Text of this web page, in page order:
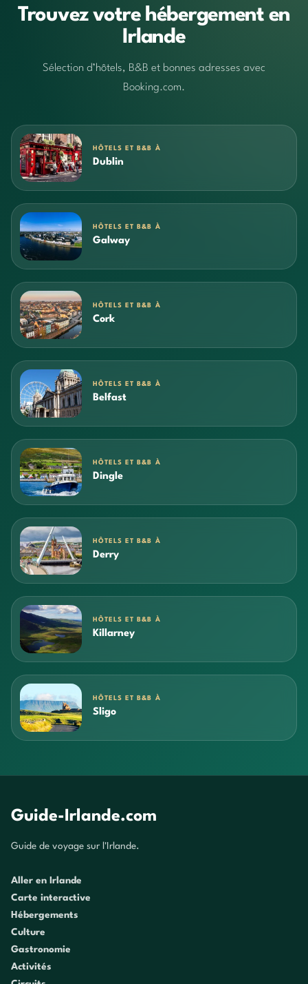
Trouvez votre hébergement en
Irlande
Sélection d’hôtels, B&B et bonnes adresses avec
Booking.com.
HÔTELS ET B&B À
Dublin
HÔTELS ET B&B À
Galway
HÔTELS ET B&B À
Cork
HÔTELS ET B&B À
Belfast
HÔTELS ET B&B À
Dingle
HÔTELS ET B&B À
Derry
HÔTELS ET B&B À
Killarney
HÔTELS ET B&B À
Sligo
Guide-Irlande.com
Guide de voyage sur l'Irlande.
Aller en Irlande
Carte interactive
Hébergements
Culture
Gastronomie
Activités